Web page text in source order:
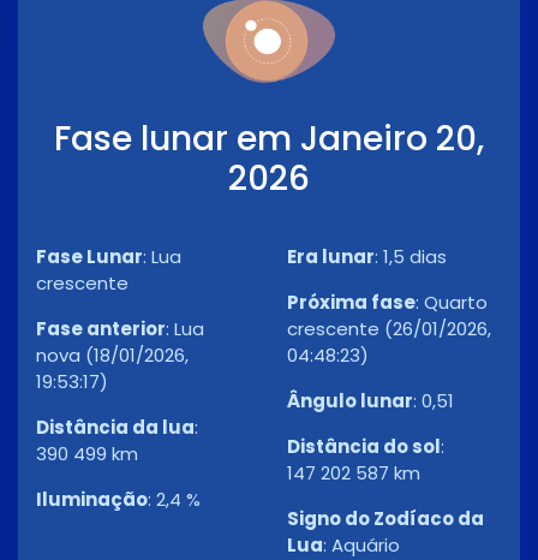
Fase lunar em Janeiro 20,
2026
Fase Lunar: Lua
crescente
Fase anterior: Lua
nova (18/01/2026,
19:53:17)
Distância da lua:
390 499 km
Iluminação: 2,4 %
Era lunar: 1,5 dias
Próxima fase: Quarto
crescente (26/01/2026,
04:48:23)
Ângulo lunar: 0,51
Distância do sol:
147 202 587 km
Signo do Zodíaco da
Lua: Aquário